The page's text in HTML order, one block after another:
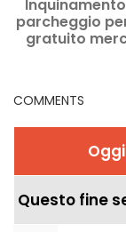
parcheggio
gratuito
COMMENTS
Oggi
Questo fine